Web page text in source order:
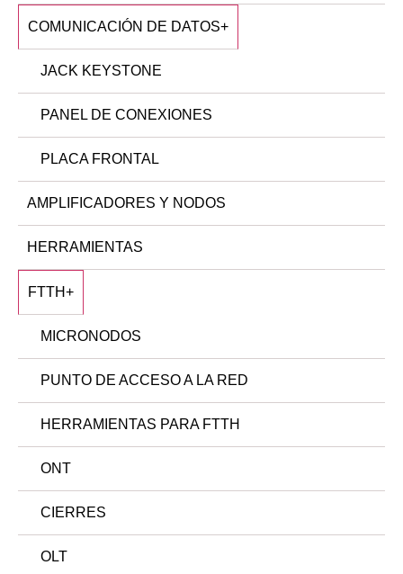
COMUNICACIÓN DE DATOS+
JACK KEYSTONE
PANEL DE CONEXIONES
PLACA FRONTAL
AMPLIFICADORES Y NODOS
HERRAMIENTAS
FTTH+
MICRONODOS
PUNTO DE ACCESO A LA RED
HERRAMIENTAS PARA FTTH
ONT
CIERRES
OLT